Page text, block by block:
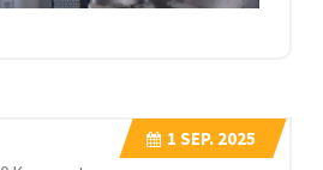
1 SEP. 2025